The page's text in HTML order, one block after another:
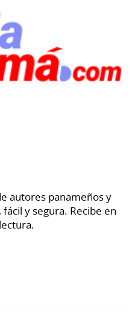
autores panameños y
y segura. Recibe en